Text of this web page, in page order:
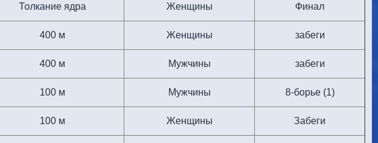
Толкание ядра Женщины Финал
400 м Женщины забеги
400 м Мужчины забеги
100 м Мужчины 8-борье (1)
100 м Женщины Забеги